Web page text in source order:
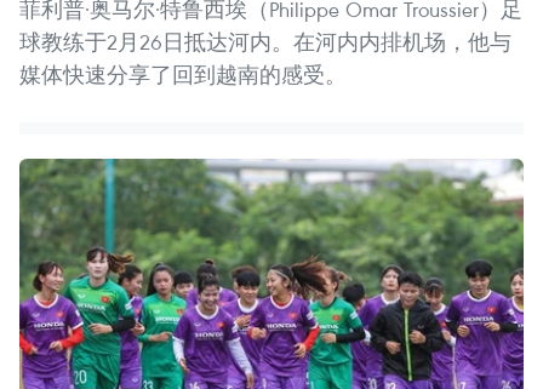
菲利普·奥马尔·特鲁西埃（Philippe Omar Troussier）足
球教练于2月26日抵达河内。在河内内排机场，他与
媒体快速分享了回到越南的感受。